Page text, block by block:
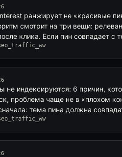
ранжирует не «красивые
смотрит на три вещи:
клика. Если пин совпадает с
не индексируются: 6 причин,
проблема чаще не в «плохом
тема пина должна